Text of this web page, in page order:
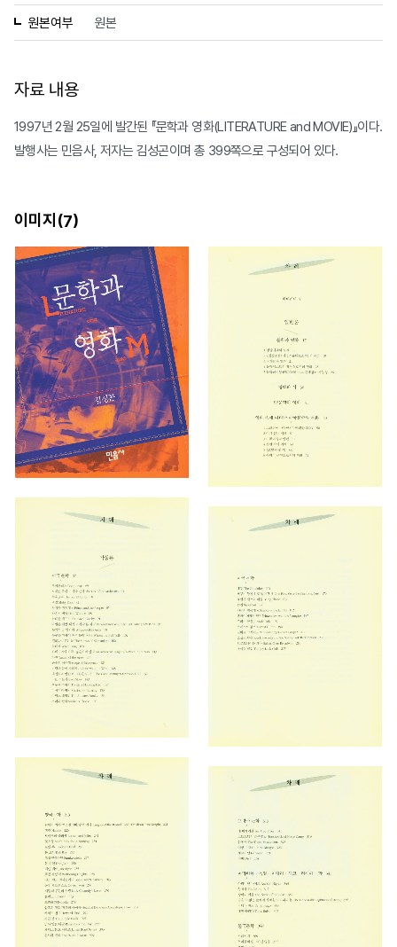
원본여부 원본
자료 내용
1997년 2월 25일에 발간된 『문학과 영화(LITERATURE and MOVIE)』이다.
발행사는 민음사, 저자는 김성곤이며 총 399쪽으로 구성되어 있다.
이미지(7)